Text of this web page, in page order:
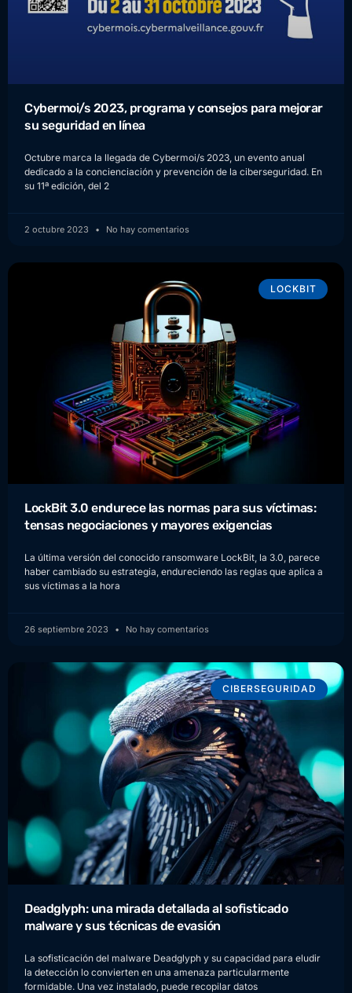
Cybermoi/s 2023, programa y consejos para mejorar
su seguridad en línea
Octubre marca la llegada de Cybermoi/s 2023, un evento anual
dedicado a la concienciación y prevención de la ciberseguridad. En
su 11ª edición, del 2
2 octubre 2023 No hay comentarios
LOCKBIT
LockBit 3.0 endurece las normas para sus víctimas:
tensas negociaciones y mayores exigencias
La última versión del conocido ransomware LockBit, la 3.0, parece
haber cambiado su estrategia, endureciendo las reglas que aplica a
sus víctimas a la hora
26 septiembre 2023 No hay comentarios
CIBERSEGURIDAD
Deadglyph: una mirada detallada al sofisticado
malware y sus técnicas de evasión
La sofisticación del malware Deadglyph y su capacidad para eludir
la detección lo convierten en una amenaza particularmente
formidable. Una vez instalado, puede recopilar datos